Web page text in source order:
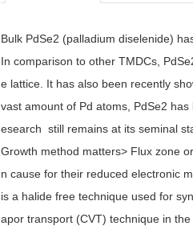
Bulk PdSe2 (palladium diselenide)
In comparison to other TMDCs,
e lattice. It has also been recently
vast amount of Pd atoms, PdSe2
esearch still remains at its seminal
Growth method matters> Flux zone
n cause for their reduced electronic
is a halide free technique used for
apor transport (CVT) technique in